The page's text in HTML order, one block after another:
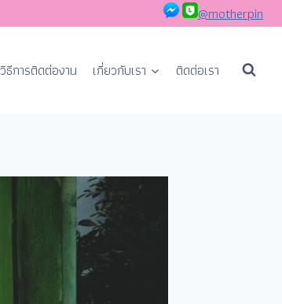
@motherpin
วิธีการติดต่องาน เกี่ยวกับเรา ติดต่อเรา